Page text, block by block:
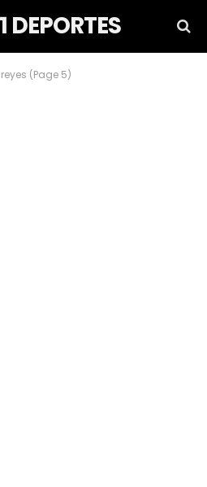
1 DEPORTES
(Page 5)